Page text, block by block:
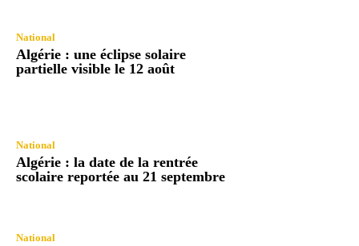
National
Algérie : une éclipse solaire
partielle visible le 12 août
National
Algérie : la date de la rentrée
scolaire reportée au 21 septembre
National